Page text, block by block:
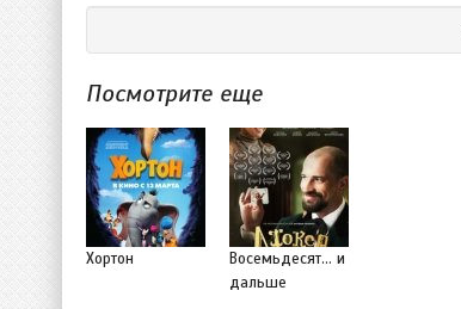
Посмотрите еще
Хортон
Восемьдесят... и
дальше